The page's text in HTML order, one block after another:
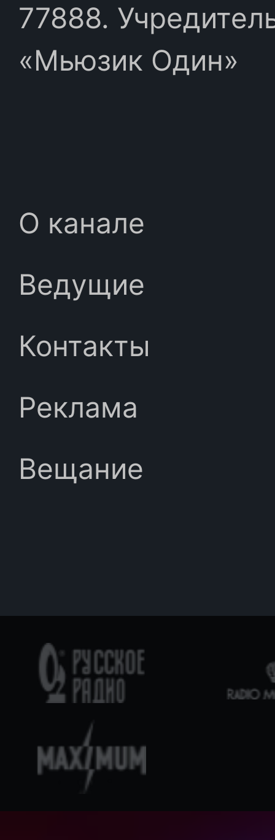
77888.
«Мьюзик Один»
О канале
Ведущие
Контакты
Реклама
Вещание